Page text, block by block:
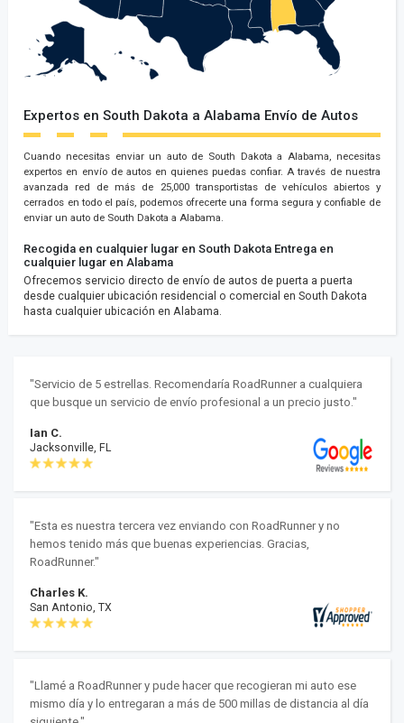
Expertos en South Dakota a Alabama Envío de Autos
Cuando necesitas enviar un auto de South Dakota a Alabama, necesitas
expertos en envío de autos en quienes puedas confiar. A través de nuestra
avanzada red de más de 25,000 transportistas de vehículos abiertos y
cerrados en todo el país, podemos ofrecerte una forma segura y confiable de
enviar un auto de South Dakota a Alabama.
Recogida en cualquier lugar en South Dakota Entrega en
cualquier lugar en Alabama
Ofrecemos servicio directo de envío de autos de puerta a puerta
desde cualquier ubicación residencial o comercial en South Dakota
hasta cualquier ubicación en Alabama.
"Servicio de 5 estrellas. Recomendaría RoadRunner a cualquiera
que busque un servicio de envío profesional a un precio justo."
Ian C.
Jacksonville, FL
"Esta es nuestra tercera vez enviando con RoadRunner y no
hemos tenido más que buenas experiencias. Gracias,
RoadRunner."
Charles K.
San Antonio, TX
"Llamé a RoadRunner y pude hacer que recogieran mi auto ese
mismo día y lo entregaran a más de 500 millas de distancia al día